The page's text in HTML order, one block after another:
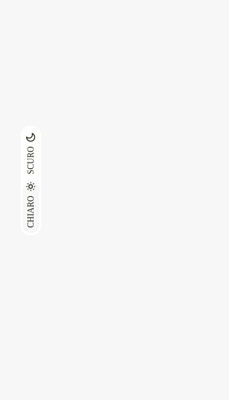
CHIARO
SCURO